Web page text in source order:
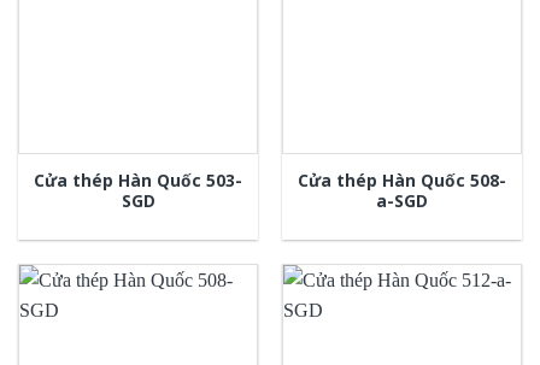
Cửa thép Hàn Quốc 503-
SGD
Cửa thép Hàn Quốc 508-
a-SGD